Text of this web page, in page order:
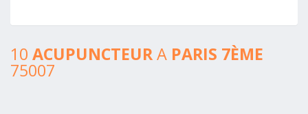
10 ACUPUNCTEURA PARIS 7ÈME
75007